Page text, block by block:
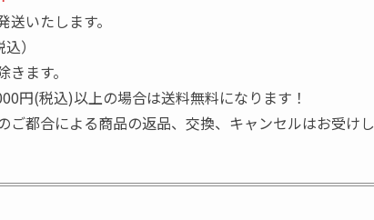
いたします。
）
ます。
円(税込)以上の場合は送料無料になります！
都合による商品の返品、交換、キャンセルはお受け